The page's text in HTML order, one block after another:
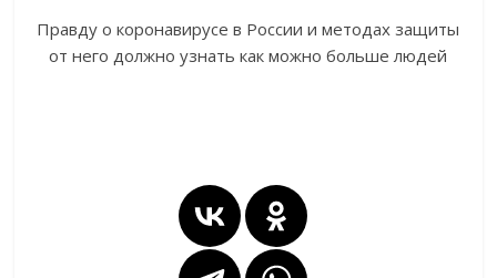
Правду о коронавирусе в России и методах защиты
от него должно узнать как можно больше людей